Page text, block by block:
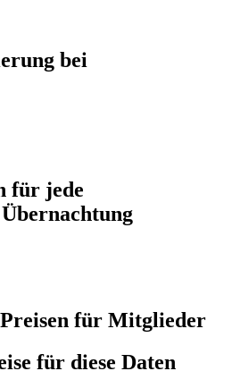
bei
für jede
für Mitglieder
für diese Daten